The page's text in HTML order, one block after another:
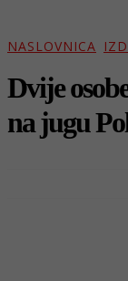
NASLOVNICA
Dvije
na jugu